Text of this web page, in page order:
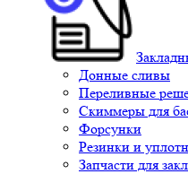
Донные сливы
Переливные
Скиммеры для
Форсунки
Резинки и
Запчасти для